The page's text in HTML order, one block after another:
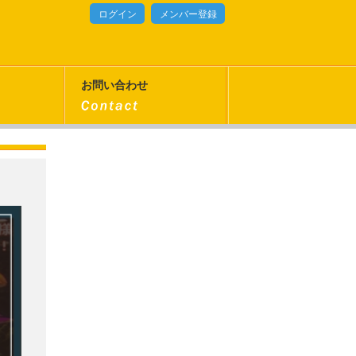
ログイン メンバー登録
お問い合わせ